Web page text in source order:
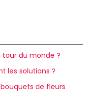
du monde ?
les solutions ?
de fleurs